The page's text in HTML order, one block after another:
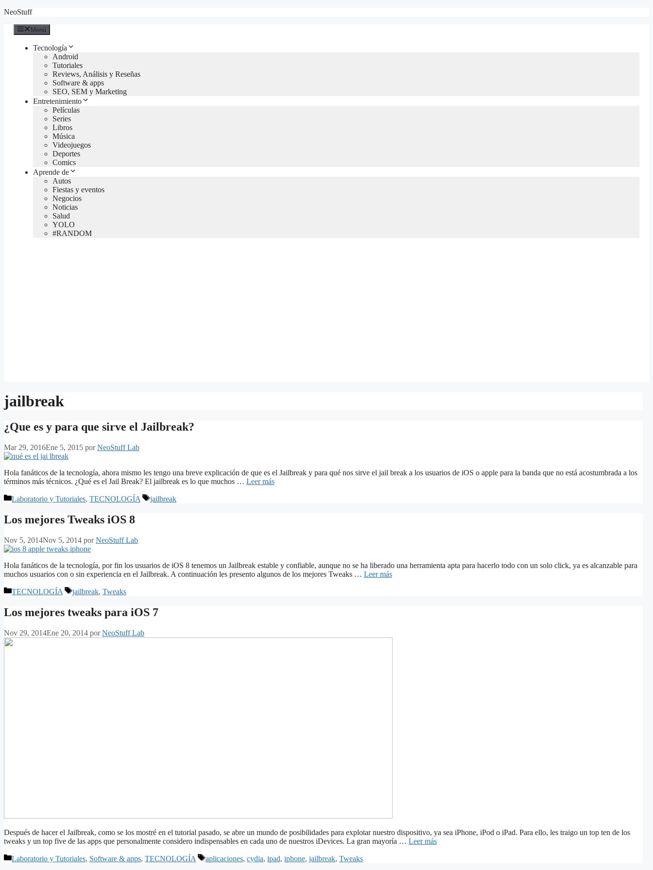
Saltar
contenido
NeoStuff
Menú
Tecnología
Android
Tutoriales
Reviews, Análisis y Reseñas
Software & apps
SEO, SEM y Marketing
Entretenimiento
Películas
Series
Libros
Música
Videojuegos
Deportes
Comics
Aprende de
Autos
Fiestas y eventos
Negocios
Noticias
Salud
YOLO
#RANDOM
jailbreak
¿Que es y para que sirve el Jailbreak?
Mar 29, 2016Ene 5, 2015 porNeoStuff Lab
Hola fanáticos de la tecnología, ahora mismo les tengo una breve explicación de que es el Jailbreak y para qué nos sirve el jail break a los usuarios de iOS o apple para la banda que no está acostumbrada a los
términos más técnicos. ¿Qué es el Jail Break? El jailbreak es lo que muchos … Leer más
Categorías
Laboratorio y Tutoriales, TECNOLOGÍA Etiquetas
jailbreak
Los mejores Tweaks iOS 8
Nov 5, 2014Nov 5, 2014 porNeoStuff Lab
Hola fanáticos de la tecnología, por fin los usuarios de iOS 8 tenemos un Jailbreak estable y confiable, aunque no se ha liberado una herramienta apta para hacerlo todo con un solo click, ya es alcanzable para
muchos usuarios con o sin experiencia en el Jailbreak. A continuación les presento algunos de los mejores Tweaks … Leer más
Categorías
TECNOLOGÍA Etiquetas
jailbreak, Tweaks
Los mejores tweaks para iOS 7
Nov 29, 2014Ene 20, 2014 porNeoStuff Lab
Después de hacer el Jailbreak, como se los mostré en el tutorial pasado, se abre un mundo de posibilidades para explotar nuestro dispositivo, ya sea iPhone, iPod o iPad. Para ello, les traigo un top ten de los
tweaks y un top five de las apps que personalmente considero indispensables en cada uno de nuestros iDevices. La gran mayoría … Leer más
Categorías
Laboratorio y Tutoriales, Software & apps, TECNOLOGÍA Etiquetas
aplicaciones, cydia, ipad, iphone, jailbreak, Tweaks